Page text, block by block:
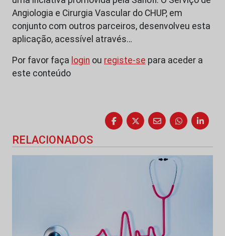
Angiologia e Cirurgia Vascular do CHUP, em
conjunto com outros parceiros, desenvolveu esta
aplicação, acessível através…
Por favor faça login ou registe-se para aceder a
este conteúdo
RELACIONADOS